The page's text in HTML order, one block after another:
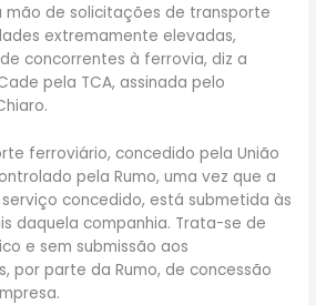
mão de solicitações de transporte
extremamente elevadas,
concorrentes à ferrovia, diz a
pela TCA, assinada pelo
ferroviário, concedido pela União
pela Rumo, uma vez que a
concedido, está submetida às
daquela companhia. Trata-se de
e sem submissão aos
por parte da Rumo, de concessão